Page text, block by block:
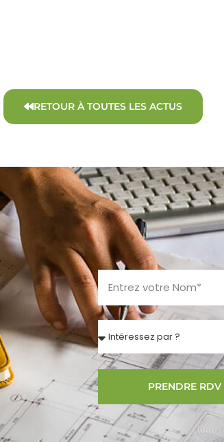
RETOUR À TOUTES LES ACTUS
PRENDRE RDV